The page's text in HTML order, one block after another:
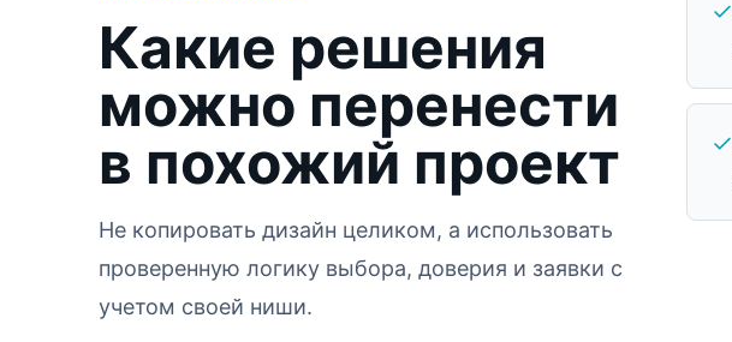
Какие решения
можно перенести
в похожий проект
Не копировать дизайн целиком, а использовать
проверенную логику выбора, доверия и заявки с
учетом своей ниши.